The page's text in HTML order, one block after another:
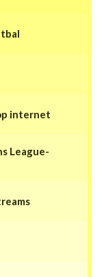
internet
League-